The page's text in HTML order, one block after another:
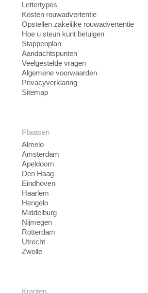
Lettertypes
Kosten rouwadvertentie
Opstellen zakelijke rouwadvertentie
Hoe u steun kunt betuigen
Stappenplan
Aandachtspunten
Veelgestelde vragen
Algemene voorwaarden
Privacyverklaring
Sitemap
Plaatsen
Almelo
Amsterdam
Apeldoorn
Den Haag
Eindhoven
Haarlem
Hengelo
Middelburg
Nijmegen
Rotterdam
Utrecht
Zwolle